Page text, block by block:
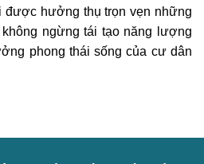
được hưởng thụ trọn vẹn những
ngừng tái tạo năng lượng
phong thái sống của cư dân